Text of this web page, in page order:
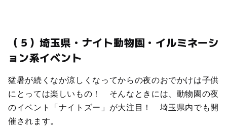
（５）埼玉県・ナイト動物園・イルミネーシ
ョン系イベント
猛暑が続くなか涼しくなってからの夜のおでかけは子供
にとっては楽しいもの！ そんなときには、動物園の夜
のイベント「ナイトズー」が大注目！ 埼玉県内でも開
催されます。